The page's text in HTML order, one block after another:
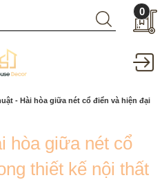
0
- Hài hòa giữa nét cổ điển và hiện đại
hòa giữa nét cổ
thiết kế nội thất